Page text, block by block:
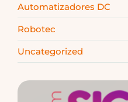
Automatizadores DC
Robotec
Uncategorized